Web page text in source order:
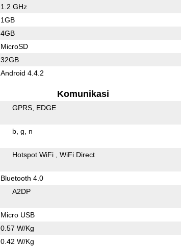
1.2 GHz
1GB
4GB
MicroSD
32GB
Android 4.4.2
Komunikasi
GPRS EDGE
b g n
Hotspot WiFi WiFi Direct
Bluetooth 4.0
A2DP
Micro USB
0.57 W/Kg
0.42 W/Kg